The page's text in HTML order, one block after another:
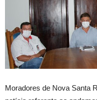
Moradores de Nova Santa